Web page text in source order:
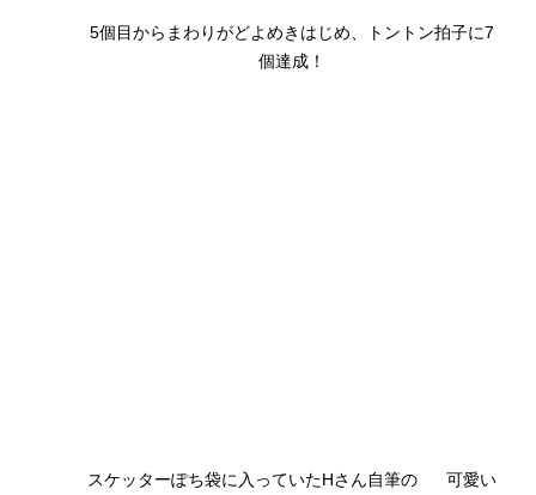
5個目からまわりがどよめきはじめ、トントン拍子に7
個達成！
スケッターぽち袋に入っていたHさん自筆の      可愛い